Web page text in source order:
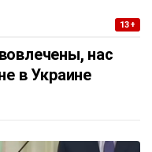
13+
нас
в Украине